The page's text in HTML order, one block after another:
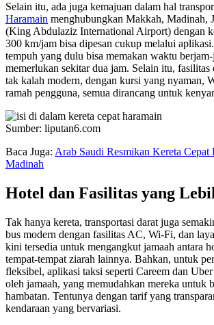
Selain itu, ada juga kemajuan dalam hal
Haramain menghubungkan Makkah, Madinah,
(King Abdulaziz International Airport) dengan
300 km/jam bisa dipesan cukup melalui
tempuh yang dulu bisa memakan waktu
memerlukan sekitar dua jam. Selain itu, fasilitas
tak kalah modern, dengan kursi yang nyaman,
ramah pengguna, semua dirancang untuk
Sumber: liputan6.com
Baca Juga: Arab Saudi Resmikan Kereta
Madinah
Hotel dan Fasilitas yang
Tak hanya kereta, transportasi darat juga
bus modern dengan fasilitas AC, Wi-Fi, dan
kini tersedia untuk mengangkut jamaah antara
tempat-tempat ziarah lainnya. Bahkan, untuk
fleksibel, aplikasi taksi seperti Careem dan
oleh jamaah, yang memudahkan mereka untuk
hambatan. Tentunya dengan tarif yang
kendaraan yang bervariasi.